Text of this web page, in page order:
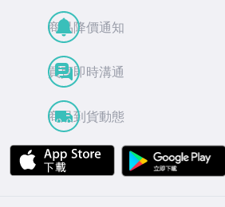
商品降價通知
買賣即時溝通
商品到貨動態
APP Store